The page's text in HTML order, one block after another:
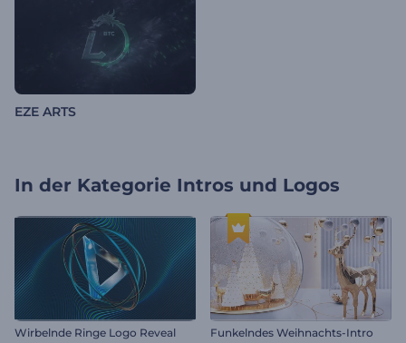
EZE ARTS
In der Kategorie Intros und Logos
Wirbelnde Ringe Logo Reveal Funkelndes Weihnachts-Intro